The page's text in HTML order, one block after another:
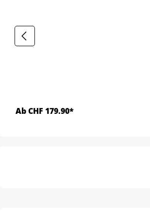
Ab CHF 179.90*